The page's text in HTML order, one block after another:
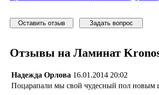
Оставить отзыв Задать вопрос
Отзывы на Ламинат
Надежда Орлова 16.01.2014 20:02
Поцарапали мы свой чудесный пол новым